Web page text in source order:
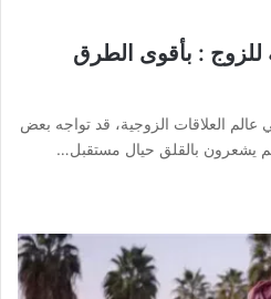
: بأقوى الطرق
العلاقات الزوجية، قد تواجه بعض
يشعرون بالقلق حيال مستقبل…